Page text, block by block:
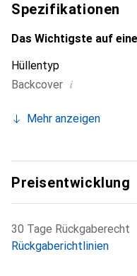
Spezifikationen
Das Wichtigste auf
Hüllentyp
Backcover i
Mehr anzeigen
Preisentwicklung
30 Tage Rückgaberecht
Rückgaberichtlinien